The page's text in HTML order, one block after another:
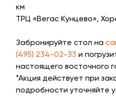
км
ТРЦ «Вегас Кунцево»,
Забронируйте стол на
(495) 234-02-33 и
настоящего восточного
*Акция действует при
подробности уточняйте